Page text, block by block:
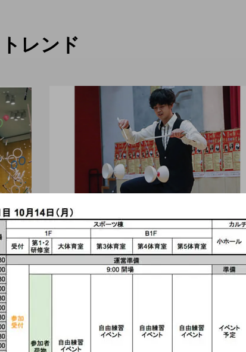
トレンド
nozaki
大会（中部）
【中止】「第六回 中部
学生ジャグリング大
会」、審査員とゲストス